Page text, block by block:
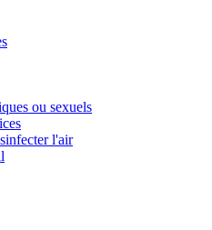
ou sexuels
l'air